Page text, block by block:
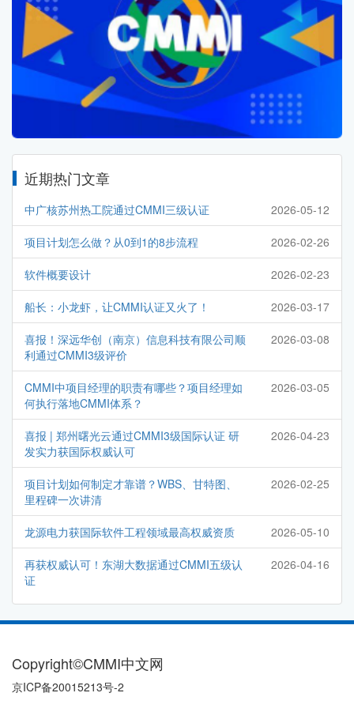
近期热门文章
中广核苏州热工院通过CMMI三级认证 2026-05-12
项目计划怎么做？从0到1的8步流程 2026-02-26
软件概要设计 2026-02-23
船长：小龙虾，让CMMI认证又火了！ 2026-03-17
喜报！深远华创（南京）信息科技有限公司顺
利通过CMMI3级评价
2026-03-08
CMMI中项目经理的职责有哪些？项目经理如
何执行落地CMMI体系？
2026-03-05
喜报 | 郑州曙光云通过CMMI3级国际认证 研
发实力获国际权威认可
2026-04-23
项目计划如何制定才靠谱？WBS、甘特图、
里程碑一次讲清
2026-02-25
龙源电力获国际软件工程领域最高权威资质 2026-05-10
再获权威认可！东湖大数据通过CMMI五级认
证
2026-04-16
Copyright©CMMI中文网
京ICP备20015213号-2